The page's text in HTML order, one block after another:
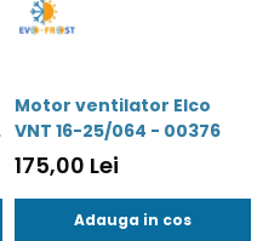
Motor ventilator Elco
VNT 16-25/064 - 00376
175,00 Lei
Adauga in cos